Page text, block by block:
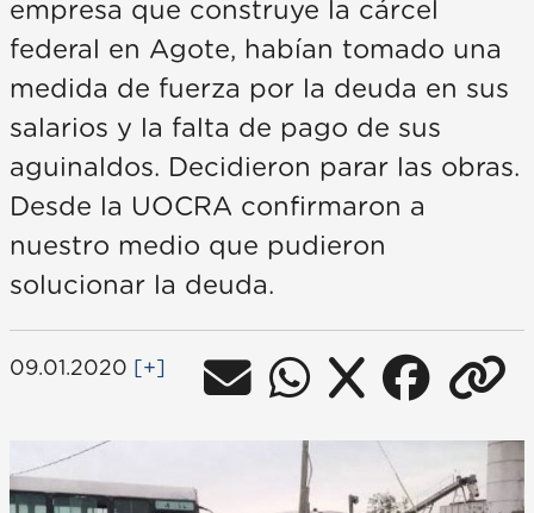
empresa que construye la cárcel
federal en Agote, habían tomado una
medida de fuerza por la deuda en sus
salarios y la falta de pago de sus
aguinaldos. Decidieron parar las obras.
Desde la UOCRA confirmaron a
nuestro medio que pudieron
solucionar la deuda.
09.01.2020 [+]